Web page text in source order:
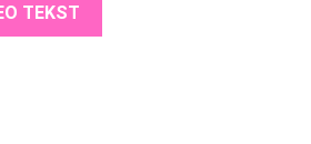
TEKST